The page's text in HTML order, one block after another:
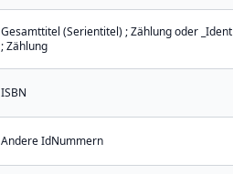
Gesamttitel (Serientitel) ; Zählung oder _Ident
; Zählung
ISBN
Andere IdNummern